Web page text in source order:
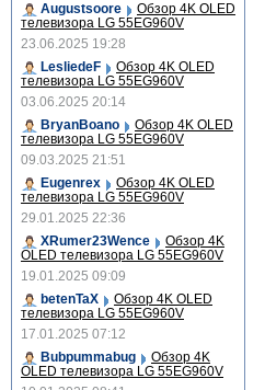
Augustsoore
Обзор 4K OLED
телевизора LG 55EG960V
23.06.2025 19:28
LesliedeF
Обзор 4K OLED
телевизора LG 55EG960V
03.06.2025 20:14
BryanBoano
Обзор 4K OLED
телевизора LG 55EG960V
09.03.2025 21:51
Eugenrex
Обзор 4K OLED
телевизора LG 55EG960V
29.01.2025 22:36
XRumer23Wence
Обзор 4K
OLED телевизора LG 55EG960V
19.01.2025 09:09
betenTaX
Обзор 4K OLED
телевизора LG 55EG960V
17.01.2025 07:12
Bubpummabug
Обзор 4K
OLED телевизора LG 55EG960V